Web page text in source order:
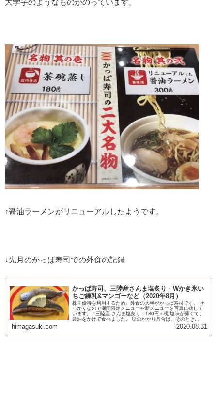
大学芋のようなものがのっています。
↑醤油ラーメンがリニューアルしたようです。
↓先月のかっぱ寿司での外食の記録
かっぱ寿司、三陸産さんま塩炙り・Wかき氷い
ちご練乳&マンゴーなど（2020年8月）
株主優待を利用するため、外食の大半がかっぱ寿司です。 せ
っかくなので期間限定メニューや新メニューを写真に残して
います。 ↑三陸産 さんま塩炙り 180円＋税 塩味が薄くて、
醤油をかけて食べました。 塩のかかり具合は、そのとき...
himagasuki.com 2020.08.31